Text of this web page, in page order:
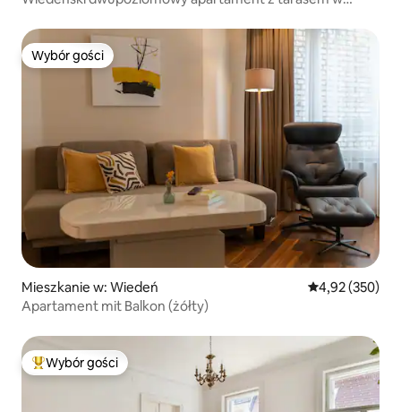
Wybór gości
Wybór gości
Mieszkanie w: Wiedeń Średnia
4,92 (350)
Apartament mit Balkon (żółty)
Najpopularniejsze z kategorii Wybór gości
Wybór gości